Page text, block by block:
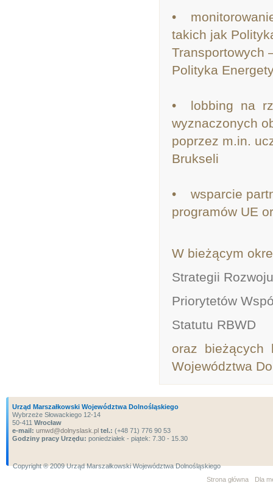
•
takich jak
Transportowych
Polityka
• lobbing na
wyznaczonych
poprzez m.in.
Brukseli
• wsparcie
programów UE
W bieżącym
Strategii
Priorytetów
Statutu RBWD
oraz bieżących
Województwa
Urząd Marszałkowski Województwa Dolnośląskiego
Wybrzeże Słowackiego 12-14
50-411 Wrocław
e-mail: umwd@dolnyslask.pl tel.: (+48 71) 776 90 53
Godziny pracy Urzędu: poniedziałek - piątek: 7.30 - 15.30
Copyright ® 2009 Urząd Marszałkowski Województwa Dolnośląskiego
Strona główna
Dla